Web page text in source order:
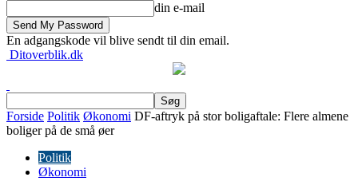
din e-mail
En adgangskode vil blive sendt til din email.
Ditoverblik.dk
Forside Politik Økonomi DF-aftryk på stor boligaftale: Flere almene
boliger på de små øer
Politik
Økonomi